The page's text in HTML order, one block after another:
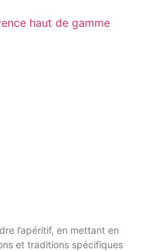
l’apéritif, en mettant en
et traditions spécifiques